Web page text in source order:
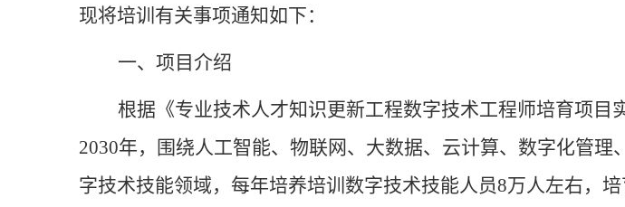
现将培训有关事项通知如下：
一、项目介绍
根据《专业技术人才知识更新工程数字技术工程师培育项目
2030年，围绕人工智能、物联网、大数据、云计算、数字化管
字技术技能领域，每年培养培训数字技术技能人员8万人左右，